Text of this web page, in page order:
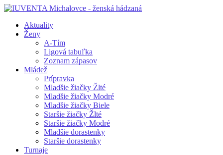
Aktuality
Ženy
A-Tím
Ligová tabuľka
Zoznam zápasov
Mládež
Prípravka
Mladšie žiačky Žlté
Mladšie žiačky Modré
Mladšie žiačky Biele
Staršie žiačky Žlté
Staršie žiačky Modré
Mladšie dorastenky
Staršie dorastenky
Turnaje